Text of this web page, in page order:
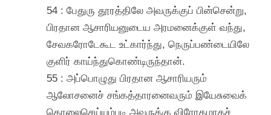
54 : பேதுரு தூரத்திலே அவருக்குப் பின்சென்று,
பிரதான ஆசாரியனுடைய அரமனைக்குள் வந்து,
சேவகரோடேகூட உட்கார்ந்து, நெருப்பண்டையிலே
குளிர் காய்ந்துகொண்டிருந்தான்.
55 : அப்பொழுது பிரதான ஆசாரியரும்
ஆலோசனைச் சங்கத்தாரனைவரும் இயேசுவைக்
கொலைசெய்யும்படி அவருக்கு விரோதமாகச்